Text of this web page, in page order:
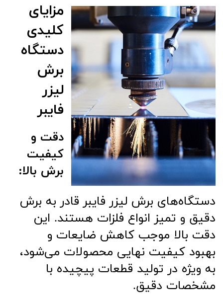
مزایای
کلیدی
دستگاه
برش
لیزر
فایبر
دقت و
کیفیت
برش بالا:
دستگاه‌های برش لیزر فایبر قادر به برش
دقیق و تمیز انواع فلزات هستند. این
دقت بالا موجب کاهش ضایعات و
بهبود کیفیت نهایی محصولات می‌شود،
به ویژه در تولید قطعات پیچیده با
مشخصات دقیق.